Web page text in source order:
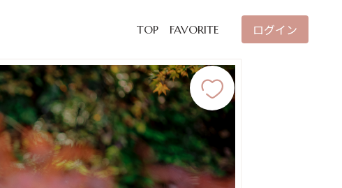
TOP FAVORITE ログイン